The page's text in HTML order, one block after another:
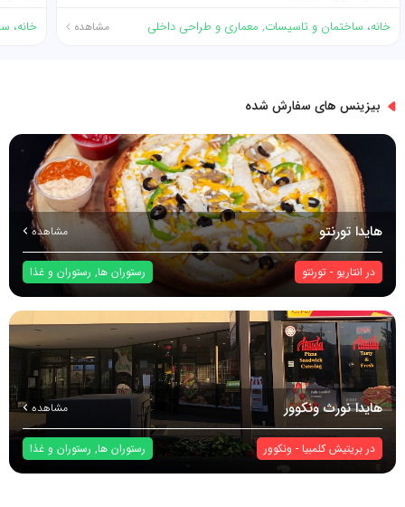
خانه، ساختمان و تاسیسات, معماری و طراحی داخلی مشاهده
خانه،
بیزینس های سفارش شده
هایدا تورنتو مشاهده
در انتاریو - تورنتو رستوران ها, رستوران و غذا
هایدا نورث ونکوور مشاهده
در بریتیش کلمبیا - ونکوور رستوران ها, رستوران و غذا